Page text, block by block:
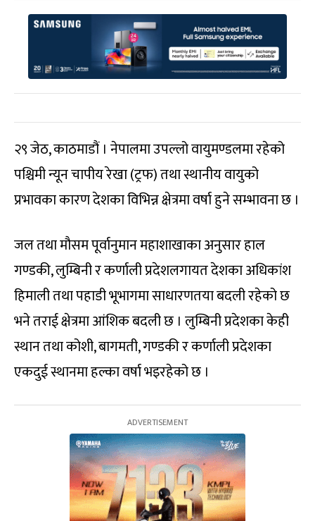
२९ जेठ, काठमाडौं । नेपालमा उपल्लो वायुमण्डलमा रहेको
पश्चिमी न्यून चापीय रेखा (ट्रफ) तथा स्थानीय वायुको
प्रभावका कारण देशका विभिन्न क्षेत्रमा वर्षा हुने सम्भावना छ ।
जल तथा मौसम पूर्वानुमान महाशाखाका अनुसार हाल
गण्डकी, लुम्बिनी र कर्णाली प्रदेशलगायत देशका अधिकांश
हिमाली तथा पहाडी भूभागमा साधारणतया बदली रहेको छ
भने तराई क्षेत्रमा आंशिक बदली छ । लुम्बिनी प्रदेशका केही
स्थान तथा कोशी, बागमती, गण्डकी र कर्णाली प्रदेशका
एकदुई स्थानमा हल्का वर्षा भइरहेको छ ।